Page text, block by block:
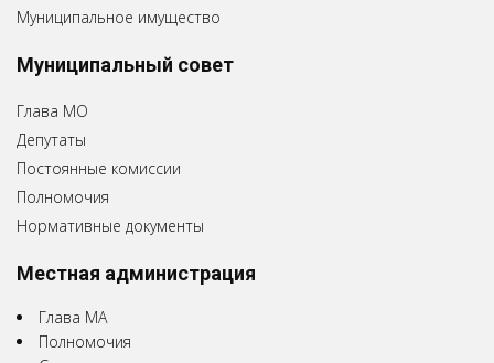
Муниципальное имущество
Муниципальный совет
Глава МО
Депутаты
Постоянные комиссии
Полномочия
Нормативные документы
Местная администрация
Глава МА
Полномочия